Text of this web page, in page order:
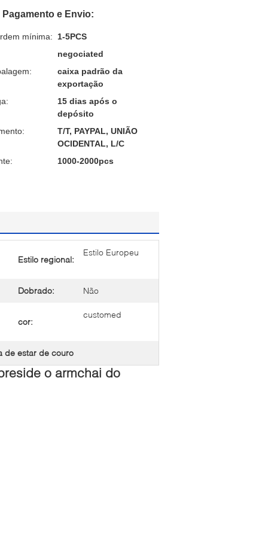
e Envio:
mínima:
1-5PCS
negociated
caixa padrão da
exportação
15 dias após o
depósito
T/T, PAYPAL, UNIÃO
OCIDENTAL, L/C
1000-2000pcs
Estilo regional:
Estilo Europeu
Dobrado: Não
cor:
customed
de estar de couro
o armchai do